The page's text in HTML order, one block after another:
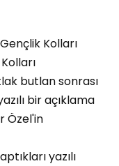
Kolları
butlan sonrası
bir açıklama
Özel'in
yazılı